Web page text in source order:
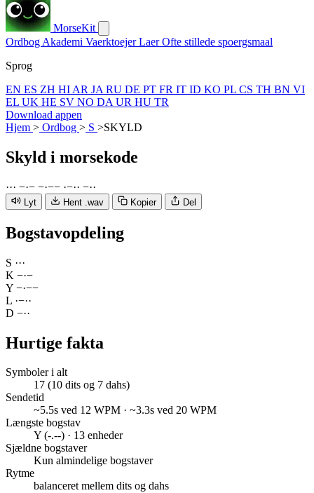
MorseKit
Ordbog Akademi VaerktoejerLaerOfte stillede spoergsmaal
Sprog
EN ES ZH HI AR JA RU DE PT FR IT ID KO PL CS TH BN VI
EL UK HE SV NO DA UR HU TR
Download appen
Hjem > Ordbog > S >SKYLD
Skyld i morsekode
··· −·− −·−− ·−·· −··
Lyt Hent .wav Kopier Del
Bogstavopdeling
S ···
K −·−
Y −·−−
L ·−··
D −··
Hurtige fakta
Symboler i alt
17 (10 dits og 7 dahs)
Sendetid
~5.5s ved 12 WPM · ~3.3s ved 20 WPM
Længste bogstav
Y (-.--) · 13 enheder
Sjældne bogstaver
Kun almindelige bogstaver
Rytme
balanceret mellem dits og dahs